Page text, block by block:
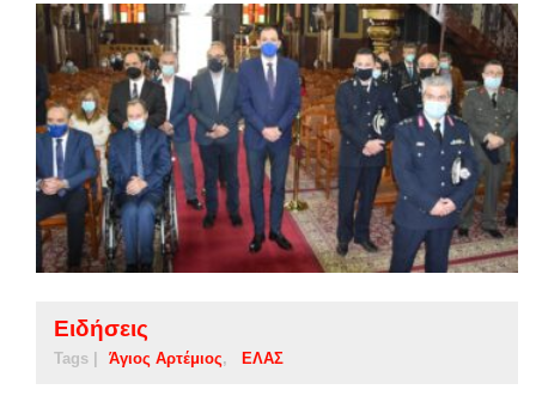
Ειδήσεις
Tags | Άγιος Αρτέμιος ΕΛΑΣ